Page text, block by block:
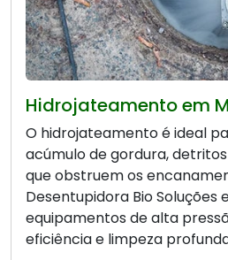
Hidrojateamento em
O hidrojateamento é ideal
acúmulo de gordura,
que obstruem os
Desentupidora Bio Soluções
equipamentos de alta
eficiência e limpeza